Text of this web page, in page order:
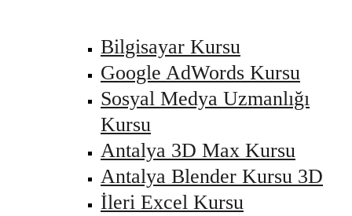
Bilgisayar Kursu
Google AdWords Kursu
Sosyal Medya Uzmanlığı
Kursu
Antalya 3D Max Kursu
Antalya Blender Kursu 3D
İleri Excel Kursu